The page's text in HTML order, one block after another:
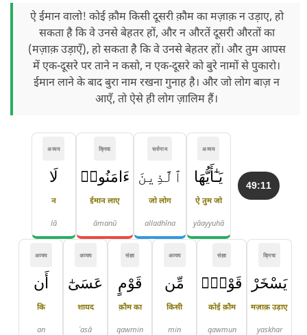
ऐ ईमान वालो! कोई क़ौम किसी दूसरी क़ौम का मज़ाक़ न उड़ाए, हो
सकता है कि वे उनसे बेहतर हों, और न औरतें दूसरी औरतों का
(मज़ाक़ उड़ाएँ), हो सकता है कि वे उनसे बेहतर हों। और तुम आपस
में एक-दूसरे पर ताने न कसो, न एक-दूसरे को बुरे नामों से पुकारो।
ईमान लाने के बाद बुरा नाम रखना गुनाह है। और जो लोग बाज़ न
आएँ, तो ऐसे ही लोग ज़ालिम हैं।
49:11
अव्यय
يَـٰٓأَيُّهَا
ऐ तुम जो
yāayyuhā
सर्वनाम
ٱلَّذِينَ
जो लोग
alladhīna
क्रिया
ءَامَنُوا۟
ईमान लाए
āmanū
अव्यय
لَا
न
lā
क्रिया
يَسْخَرْ
मज़ाक़ उड़ाए
yaskhar
संज्ञा
قَوْمٌۭ
कोई क़ौम
qawmun
अव्यय
مِّن
किसी
min
संज्ञा
قَوْمٍ
क़ौम का
qawmin
अव्यय
عَسَىٰٓ
शायद
ʿasā
अव्यय
أَن
कि
an